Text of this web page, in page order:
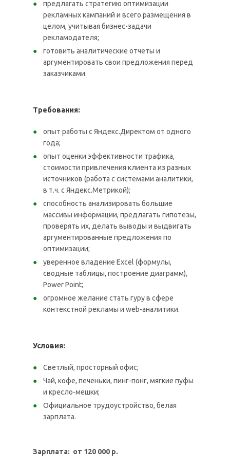
предлагать стратегию оптимизации
рекламных кампаний и всего размещения в
целом, учитывая бизнес-задачи
рекламодателя;
готовить аналитические отчеты и
аргументировать свои предложения перед
заказчиками.
Требования:
опыт работы с Яндекс.Директом от одного
года;
опыт оценки эффективности трафика,
стоимости привлечения клиента из разных
источников (работа с системами аналитики,
в т.ч. с Яндекс.Метрикой);
способность анализировать большие
массивы информации, предлагать гипотезы,
проверять их, делать выводы и выдвигать
аргументированные предложения по
оптимизации;
уверенное владение Excel (формулы,
сводные таблицы, построение диаграмм),
Power Point;
огромное желание стать гуру в сфере
контекстной рекламы и web-аналитики.
Условия:
Светлый, просторный офис;
Чай, кофе, печеньки, пинг-понг, мягкие пуфы
и кресло-мешки;
Официальное трудоустройство, белая
зарплата.
Зарплата: от 120 000 р.